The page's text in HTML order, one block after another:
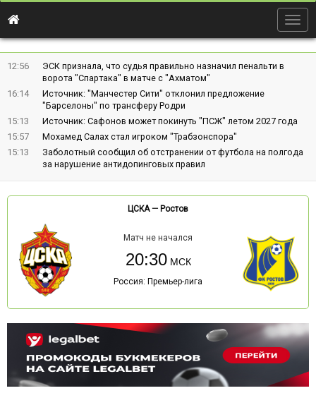
12:56
ЭСК признала, что судья правильно назначил пенальти в
ворота "Спартака" в матче с "Ахматом"
16:14
Источник: "Манчестер Сити" отклонил предложение
"Барселоны" по трансферу Родри
15:13
Источник: Сафонов может покинуть "ПСЖ" летом 2027 года
15:57
Мохамед Салах стал игроком "Трабзонспора"
15:13
Заболотный сообщил об отстранении от футбола на полгода
за нарушение антидопинговых правил
ЦСКА— Ростов
Матч не начался
20:30
Россия: Премьер-лига